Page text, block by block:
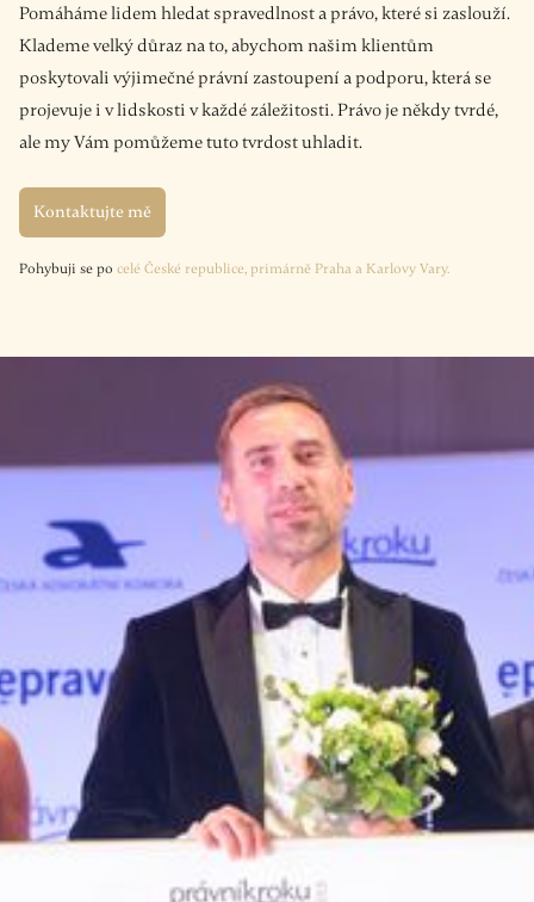
Pomáháme lidem hledat spravedlnost a právo, které si zaslouží.
Klademe velký důraz na to, abychom našim klientům
poskytovali výjimečné právní zastoupení a podporu, která se
projevuje i v lidskosti v každé záležitosti. Právo je někdy tvrdé,
ale my Vám pomůžeme tuto tvrdost uhladit.
Kontaktujte mě
Pohybuji se po celé České republice, primárně Praha a Karlovy Vary.